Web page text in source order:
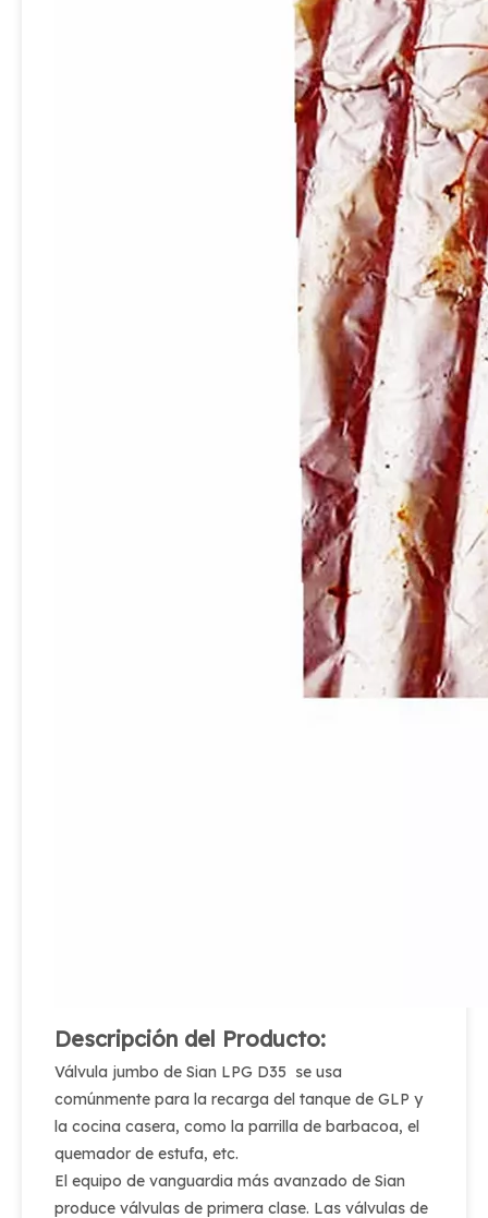
Descripción del Producto:
Válvula jumbo de Sian LPG D35 se usa
comúnmente para la recarga del tanque de GLP y
la cocina casera, como la parrilla de barbacoa, el
quemador de estufa, etc.
El equipo de vanguardia más avanzado de Sian
produce válvulas de primera clase. Las válvulas de